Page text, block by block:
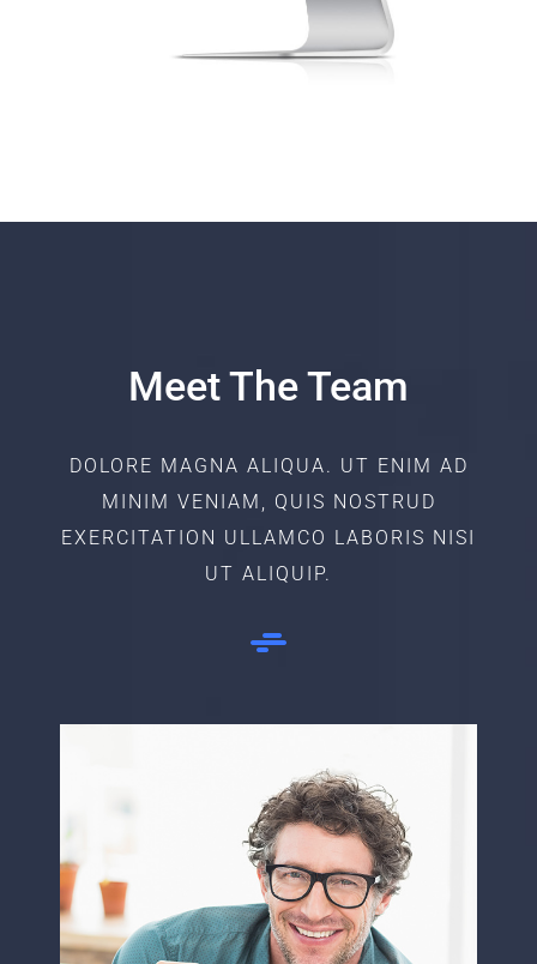
Meet The Team
DOLORE MAGNA ALIQUA. UT ENIM AD
MINIM VENIAM, QUIS NOSTRUD
EXERCITATION ULLAMCO LABORIS NISI
UT ALIQUIP.